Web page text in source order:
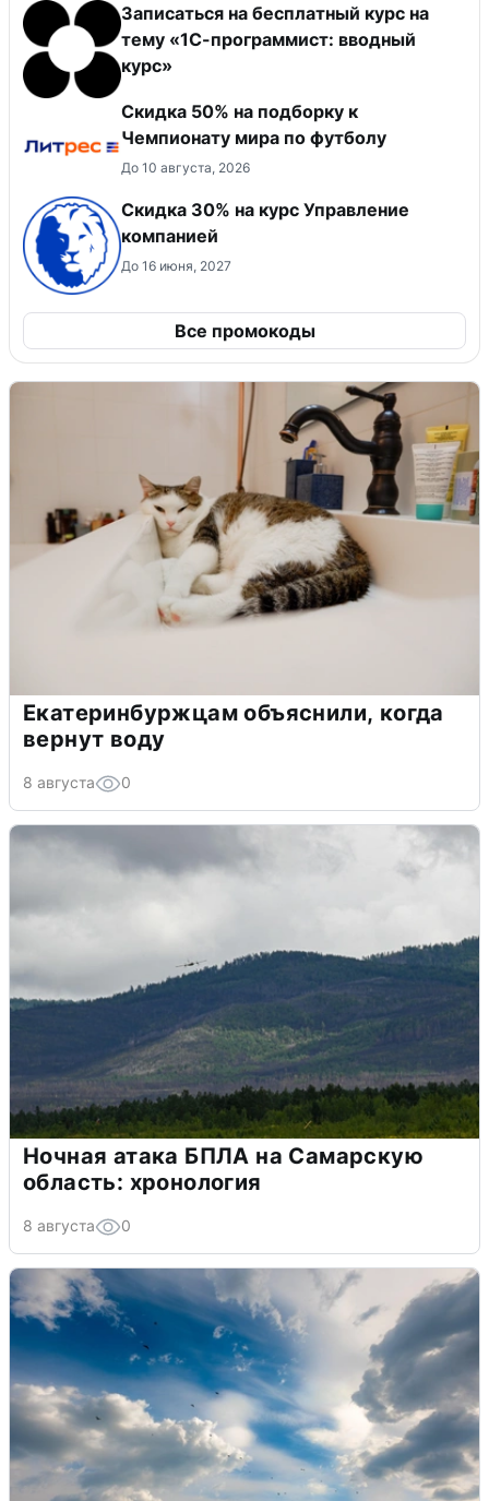
Записаться на бесплатный курс на
тему «1С-программист: вводный
курс»
Скидка 50% на подборку к
Чемпионату мира по футболу
До 10 августа, 2026
Скидка 30% на курс Управление
компанией
До 16 июня, 2027
Все промокоды
Екатеринбуржцам объяснили, когда
вернут воду
8 августа 0
Ночная атака БПЛА на Самарскую
область: хронология
8 августа 0